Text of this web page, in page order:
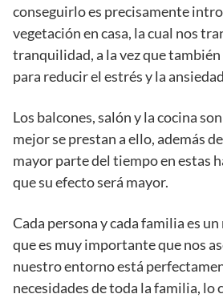
conseguirlo es precisamente
vegetación en casa, la cual nos
tranquilidad, a la vez que
para reducir el estrés y la
Los balcones, salón y la cocina
mejor se prestan a ello, además
mayor parte del tiempo en estas
que su efecto será mayor.
Cada persona y cada familia es
que es muy importante que nos
nuestro entorno está
necesidades de toda la familia, lo